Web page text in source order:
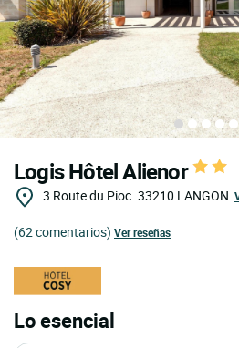
Logis Hôtel Alienor
3 Route du Pioc. 33210 LANGON
(62 comentarios) Ver reseñas
Lo esencial